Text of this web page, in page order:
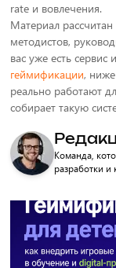
rate и вовлечения.
Материал
методистов,
вас уже есть сервис
геймификации, ниже
реально работают
собирает такую
Команда,
разработки и